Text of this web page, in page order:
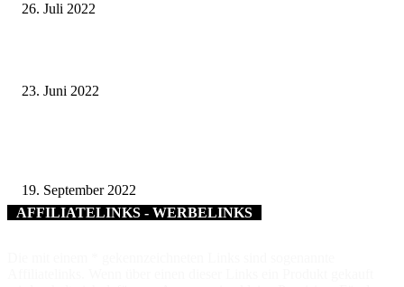
26. Juli 2022
23. Juni 2022
19. September 2022
AFFILIATELINKS - WERBELINKS